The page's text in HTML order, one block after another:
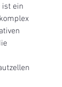
ist ein